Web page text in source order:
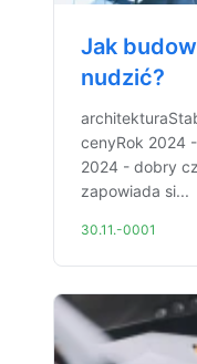
Jak
nudzić?
cenyRok 2024
2024 - dobry
zapowiada si...
30.11.-0001